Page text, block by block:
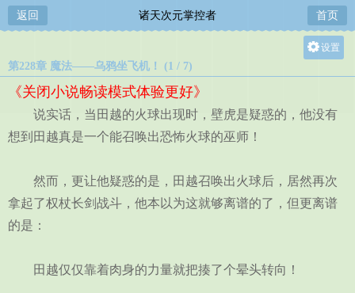
返回 诸天次元掌控者 首页
设置
中
第228章 魔法——乌鸦坐飞机！ (1 / 7)
《关闭小说畅读模式体验更好》
说实话，当田越的火球出现时，壁虎是疑惑的，他没有
想到田越真是一个能召唤出恐怖火球的巫师！
然而，更让他疑惑的是，田越召唤出火球后，居然再次
拿起了权杖长剑战斗，他本以为这就够离谱的了，但更离谱
的是：
田越仅仅靠着肉身的力量就把揍了个晕头转向！